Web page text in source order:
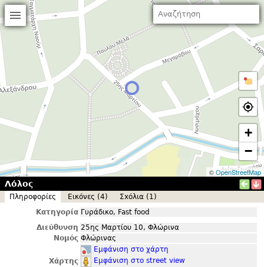
+
−
©OpenStreetMap
Λόλος
Πληροφορίες Εικόνες (4)
Σxόλια (1)
Κατηγορία Γυράδικο, Fast food
Διεύθυνση 25ης Μαρτίου 10, Φλώρινα
Νομός Φλώρινας
Χάρτης
Εμφάνιση στο χάρτη
Εμφάνιση στο street view